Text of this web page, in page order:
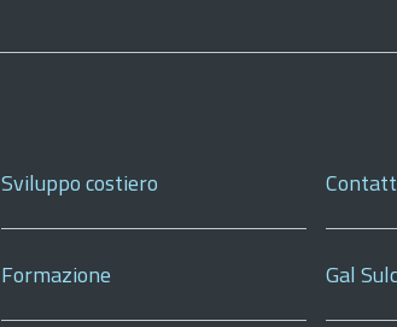
Sviluppo costiero
Formazione Gal